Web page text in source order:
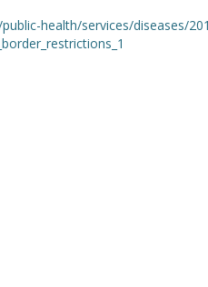
health/services/diseases/